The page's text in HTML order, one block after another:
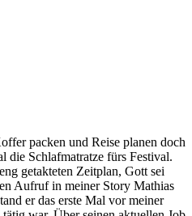
packen und Reise planen doch
die Schlafmatratze fürs Festival.
getakteten Zeitplan, Gott sei
Aufruf in meiner Story Mathias
er das erste Mal vor meiner